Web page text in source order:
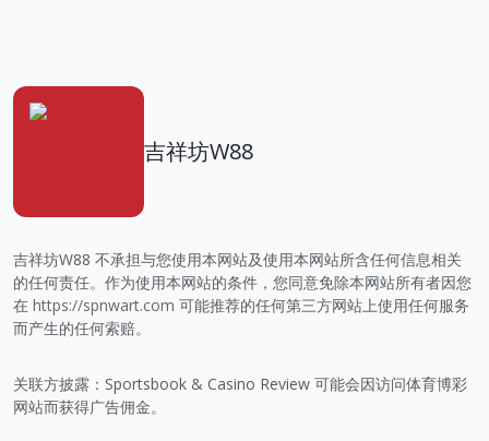
吉祥坊W88
吉祥坊W88 不承担与您使用本网站及使用本网站所含任何信息相关
的任何责任。作为使用本网站的条件，您同意免除本网站所有者因您
在 https://spnwart.com 可能推荐的任何第三方网站上使用任何服务
而产生的任何索赔。
关联方披露：Sportsbook & Casino Review 可能会因访问体育博彩
网站而获得广告佣金。